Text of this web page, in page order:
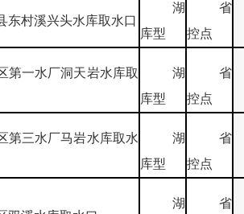
村溪兴头水库取水口
湖
库型
省
控点
一水厂洞天岩水库取
湖
库型
省
控点
三水厂马岩水库取水
湖
库型
省
控点
湖
省